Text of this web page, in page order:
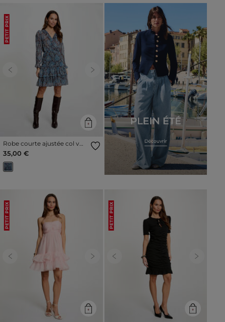
PETIT PRIX
Previous Next
Robe courte ajustée col v
multicolore femme
35,00 €
PETIT PRIX
Previous Next
PETIT PRIX
Previous Next